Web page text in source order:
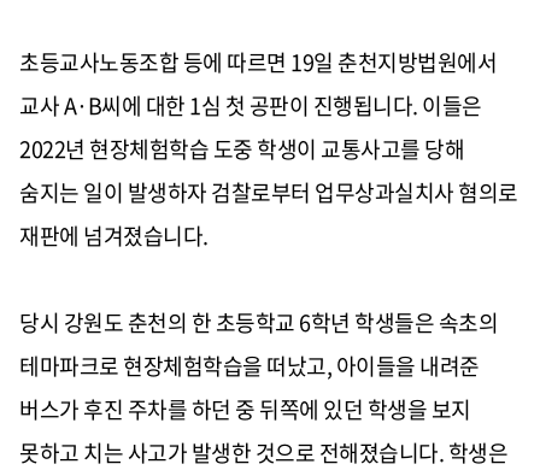
초등교사노동조합 등에 따르면 19일 춘천지방법원에서
교사 A·B씨에 대한 1심 첫 공판이 진행됩니다. 이들은
2022년 현장체험학습 도중 학생이 교통사고를 당해
숨지는 일이 발생하자 검찰로부터 업무상과실치사 혐의로
재판에 넘겨졌습니다.
당시 강원도 춘천의 한 초등학교 6학년 학생들은 속초의
테마파크로 현장체험학습을 떠났고, 아이들을 내려준
버스가 후진 주차를 하던 중 뒤쪽에 있던 학생을 보지
못하고 치는 사고가 발생한 것으로 전해졌습니다. 학생은